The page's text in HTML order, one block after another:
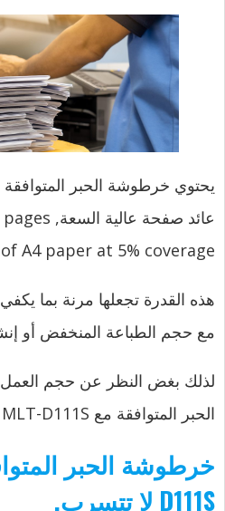
عائد صفحة عالية السعة,
of A4 paper at 5% coverage.
هذه القدرة تجعلها مرنة بما
مع حجم الطباعة المنخفض أو
لذلك بغض النظر عن حجم
الحبر المتوافقة مع MLT-D111S احتياجاتك.
D111S لا تتسرب.